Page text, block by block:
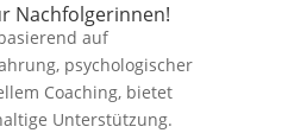
Nachfolgerinnen!
auf
psychologischer
Coaching, bietet
Unterstützung.